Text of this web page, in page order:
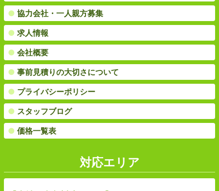
● 協力会社・一人親方募集
● 求人情報
● 会社概要
● 事前見積りの大切さについて
● プライバシーポリシー
● スタッフブログ
● 価格一覧表
対応エリア